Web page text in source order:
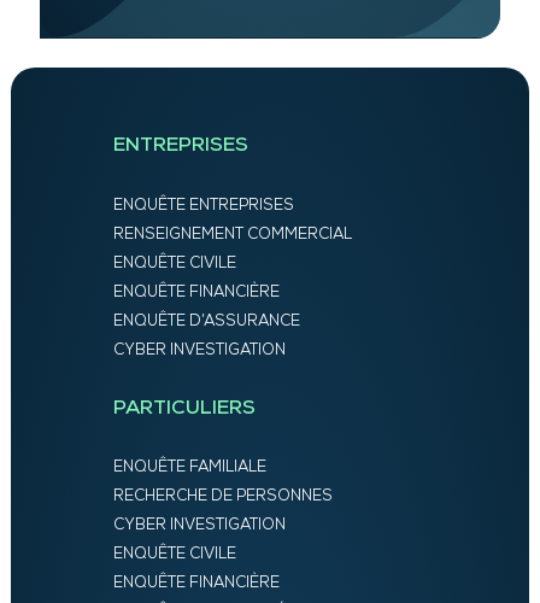
ENTREPRISES
ENQUÊTE ENTREPRISES
RENSEIGNEMENT COMMERCIAL
ENQUÊTE CIVILE
ENQUÊTE FINANCIÈRE
ENQUÊTE D’ASSURANCE
CYBER INVESTIGATION
PARTICULIERS
ENQUÊTE FAMILIALE
RECHERCHE DE PERSONNES
CYBER INVESTIGATION
ENQUÊTE CIVILE
ENQUÊTE FINANCIÈRE